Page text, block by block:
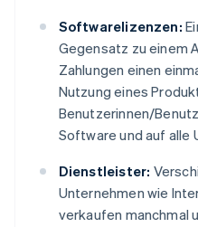
Softwarelizenzen:
Gegensatz zu einem
Zahlungen einen
Nutzung eines
Benutzerinnen/
Software und auf alle
Dienstleister:
Unternehmen wie
verkaufen manchmal